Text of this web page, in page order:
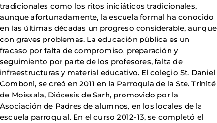
tradicionales como los ritos iniciáticos tradicionales,
aunque afortunadamente, la escuela formal ha conocido
en las últimas décadas un progreso considerable, aunque
con graves problemas. La educación pública es un
fracaso por falta de compromiso, preparación y
seguimiento por parte de los profesores, falta de
infraestructuras y material educativo. El colegio St. Daniel
Comboni, se creó en 2011 en la Parroquia de la Ste. Trinité
de Moissala, Diócesis de Sarh, promovido por la
Asociación de Padres de alumnos, en los locales de la
escuela parroquial. En el curso 2012-13, se completó el